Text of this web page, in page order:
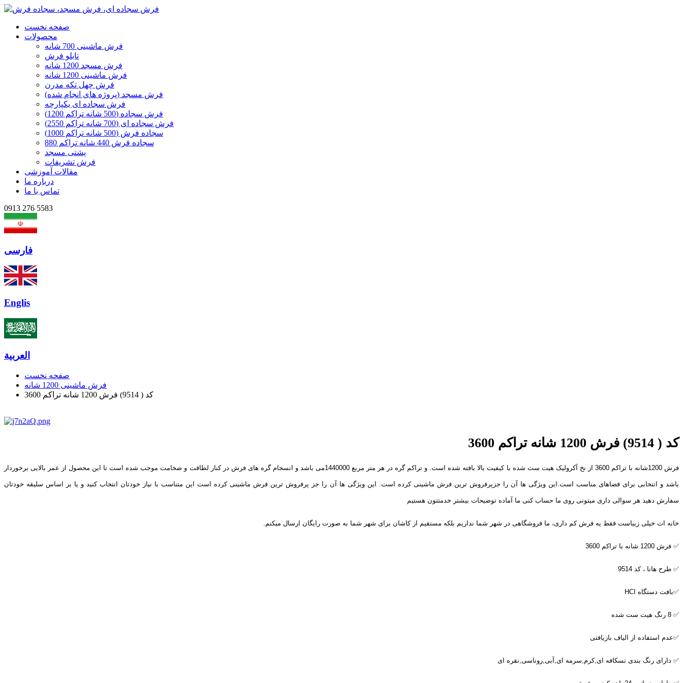
صفحه نخست
محصولات
فرش ماشینی 700 شانه
تابلو فرش
فرش مسجد 1200 شانه
فرش ماشینی 1200 شانه
فرش چهل تکه مدرن
فرش مسجد (پروژه های انجام شده)
فرش سجاده ای یکپارچه
فرش سجاده (500 شانه تراکم 1200)
فرش سجاده ای (700 شانه تراکم 2550)
سجاده فرش (500 شانه تراکم 1000)
سجاده فرش 440 شانه تراکم 880
پشتی مسجد
فرش تشریفات
مقالات آموزشی
درباره ما
تماس با ما
0913 276 5583
فارسی
Englis
العربیة
صفحه نخست
فرش ماشینی 1200 شانه
کد ( 9514) فرش 1200 شانه تراکم 3600
کد ( 9514) فرش 1200 شانه تراکم 3600
فرش 1200شانه با تراکم 3600 از نخ آکرولیک هیت ست شده با کیفیت بالا بافته شده است. و تراکم گره در هر متر مربع 1440000می باشد و انسجام گره های فرش در کنار لطافت و ضخامت موجب شده است تا این محصول از عمر بالایی برخوردار
باشد و انتخابی برای فضاهای مناسب است.این ویژگی ها آن را جزپرفروش ترین فرش ماشینی کرده است. این ویژگی ها آن را جز پرفروش ترین فرش ماشینی کرده است این متناسب با نیاز خودتان انتخاب کنید و یا بر اساس سلیقه خودتان
سفارش دهید هر سوالی داری میتونی روی ما حساب کنی ما آماده توضیحات بیشتر خدمتتون هستیم
خانه ات خیلی زیباست فقط یه فرش کم داری، ما فروشگاهی در شهر شما نداریم بلکه مستقیم از کاشان برای شهر شما به صورت رایگان ارسال میکنم.
✅ فرش 1200 شانه با تراکم 3600
✅ طرح هانا ، کد 9514
✅بافت دستگاه HCI
✅ 8 رنگ هیت ست شده
✅عدم استفاده از الیاف بازیافتی
✅ دارای رنگ بندی نسکافه ای,کرم,سرمه ای,آبی,روناسی,نقره ای